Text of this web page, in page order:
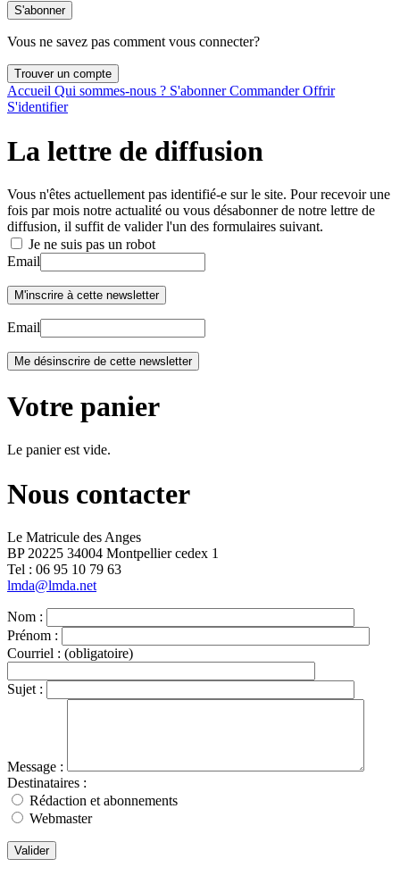
Vous ne savez pas comment vous connecter?
Accueil Qui sommes-nous ? S'abonnerCommanderOffrir
S'identifier
La lettre de diffusion
Vous n'êtes actuellement pas identifié-e sur le site. Pour recevoir une
fois par mois notre actualité ou vous désabonner de notre lettre de
diffusion, il suffit de valider l'un des formulaires suivant.
Je ne suis pas un robot
Email
Email
Votre panier
Le panier est vide.
Nous contacter
Le Matricule des Anges
BP 20225 34004 Montpellier cedex 1
Tel : ‭06 95 10 79 63
lmda@lmda.net
Nom :
Prénom :
Courriel : (obligatoire)
Sujet :
Message :
Destinataires :
Rédaction et abonnements
Webmaster
Valider